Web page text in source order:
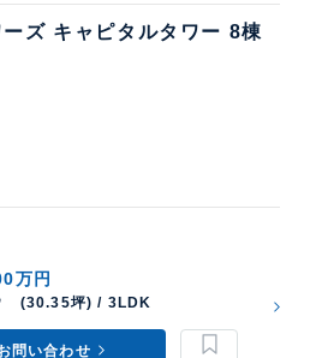
ズ キャピタルタワー 8棟
万円
(30.35坪) / 3LDK
問い合わせ